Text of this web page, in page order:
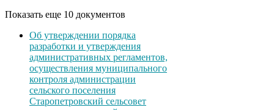
Показать еще 10 документов
Об утверждении порядка
разработки и утверждения
административных регламентов,
осуществления муниципального
контроля администрации
сельского поселения
Старопетровский сельсовет